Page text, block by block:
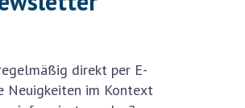
direkt per E-
Neuigkeiten im Kontext